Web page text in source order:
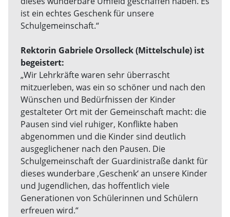
ist ein echtes Geschenk für unsere
Schulgemeinschaft.“
Rektorin Gabriele Orsolleck (Mittelschule) ist
begeistert:
„Wir Lehrkräfte waren sehr überrascht
mitzuerleben, was ein so schöner und nach den
Wünschen und Bedürfnissen der Kinder
gestalteter Ort mit der Gemeinschaft macht: die
Pausen sind viel ruhiger, Konflikte haben
abgenommen und die Kinder sind deutlich
ausgeglichener nach den Pausen. Die
Schulgemeinschaft der Guardinistraße dankt für
dieses wunderbare ‚Geschenk‘ an unsere Kinder
und Jugendlichen, das hoffentlich viele
Generationen von Schülerinnen und Schülern
erfreuen wird.“